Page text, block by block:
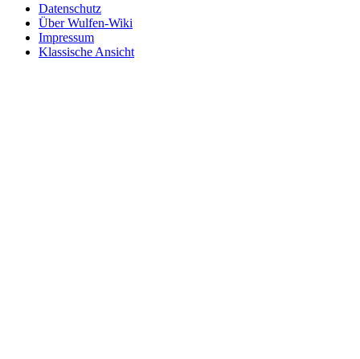
Datenschutz
Über Wulfen-Wiki
Impressum
Klassische Ansicht